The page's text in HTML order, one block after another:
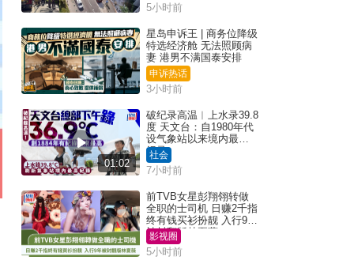
5小时前
星岛申诉王 | 商务位降级
特选经济舱 无法照顾病
妻 港男不满国泰安排
申诉热话
3小时前
01:02
破纪录高温︱上水录39.8
度 天文台：自1980年代
设气象站以来境内最高
纪录
社会
7小时前
前TVB女星彭翔翎转做
全职的士司机 日赚2千指
终有钱买衫扮靓 入行9年
被封翻版林夏薇
影视圈
5小时前